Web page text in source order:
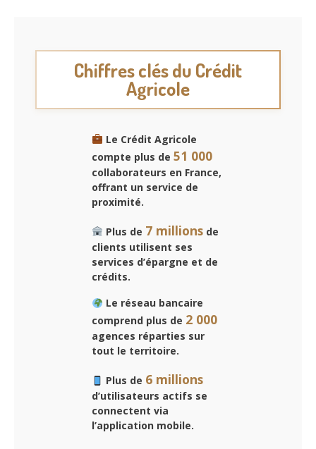
Chiffres clés du Crédit
Agricole
Le Crédit Agricole
compte plus de 51 000
collaborateurs en France,
offrant un service de
proximité.
Plus de 7 millionsde
clients utilisent ses
services d’épargne et de
crédits.
Le réseau bancaire
comprend plus de 2 000
agences réparties sur
tout le territoire.
Plus de 6 millions
d’utilisateurs actifs se
connectent via
l’application mobile.